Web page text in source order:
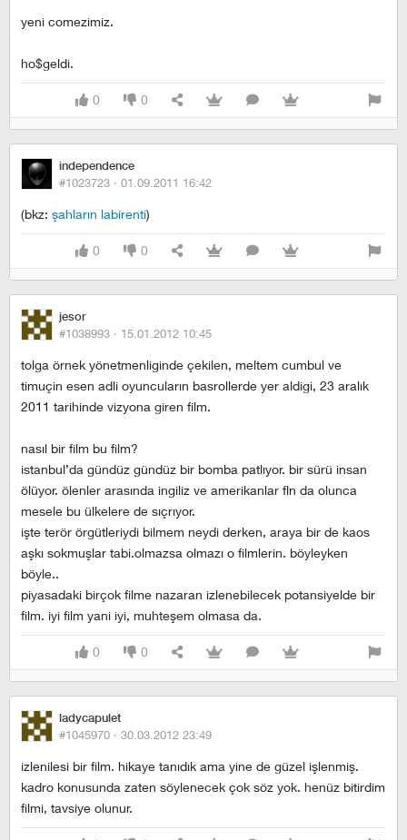
yeni comezimiz.
ho$geldi.
0 0
independence
#1023723 · 01.09.2011 16:42
(bkz: şahların labirenti)
0 0
jesor
#1038993 · 15.01.2012 10:45
tolga örnek yönetmenliginde çekilen, meltem cumbul ve
timuçin esen adli oyuncuların basrollerde yer aldigi, 23 aralık
2011 tarihinde vizyona giren film.
nasıl bir film bu film?
istanbul’da gündüz gündüz bir bomba patlıyor. bir sürü insan
ölüyor. ölenler arasında ingiliz ve amerikanlar fln da olunca
mesele bu ülkelere de sıçrıyor.
işte terör örgütleriydi bilmem neydi derken, araya bir de kaos
aşkı sokmuşlar tabi.olmazsa olmazı o filmlerin. böyleyken
böyle..
piyasadaki birçok filme nazaran izlenebilecek potansiyelde bir
film. iyi film yani iyi, muhteşem olmasa da.
0 0
ladycapulet
#1045970 · 30.03.2012 23:49
izlenilesi bir film. hikaye tanıdık ama yine de güzel işlenmiş.
kadro konusunda zaten söylenecek çok söz yok. henüz bitirdim
filmi, tavsiye olunur.